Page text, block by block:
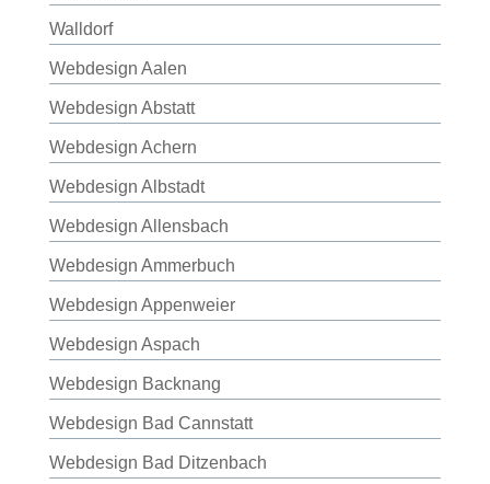
Walldorf
Webdesign Aalen
Webdesign Abstatt
Webdesign Achern
Webdesign Albstadt
Webdesign Allensbach
Webdesign Ammerbuch
Webdesign Appenweier
Webdesign Aspach
Webdesign Backnang
Webdesign Bad Cannstatt
Webdesign Bad Ditzenbach